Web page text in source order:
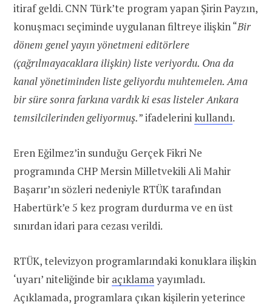
itiraf geldi. CNN Türk’te program yapan Şirin Payzın,
konuşmacı seçiminde uygulanan filtreye ilişkin “Bir
dönem genel yayın yönetmeni editörlere
(çağrılmayacaklara ilişkin) liste veriyordu. Ona da
kanal yönetiminden liste geliyordu muhtemelen. Ama
bir süre sonra farkına vardık ki esas listeler Ankara
temsilcilerinden geliyormuş.” ifadelerinikullandı.
Eren Eğilmez’in sunduğu Gerçek Fikri Ne
programında CHP Mersin Milletvekili Ali Mahir
Başarır’ın sözleri nedeniyle RTÜK tarafından
Habertürk’e 5 kez program durdurma ve en üst
sınırdan idari para cezası verildi.
RTÜK, televizyon programlarındaki konuklara ilişkin
‘uyarı’ niteliğinde bir açıklamayayımladı.
Açıklamada, programlara çıkan kişilerin yeterince